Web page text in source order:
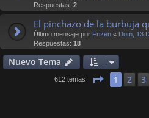
Respuestas: 2
El pinchazo de la burbuja
Último mensaje por Frizen « Dom, 13
Respuestas: 18
Nuevo Tema
612 temas Página de
1 2 3